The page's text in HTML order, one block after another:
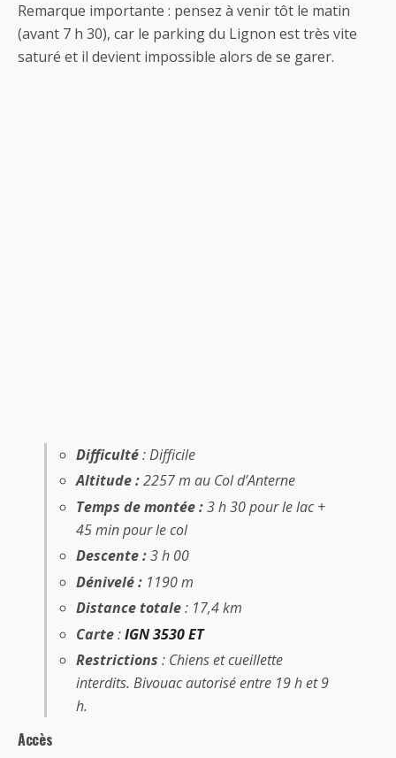
Remarque importante : pensez à venir tôt le matin
(avant 7 h 30), car le parking du Lignon est très vite
saturé et il devient impossible alors de se garer.
Difficulté: Difficile
Altitude :2257 m au Col d’Anterne
Temps de montée :3 h 30 pour le lac +
45 min pour le col
Descente :3 h 00
Dénivelé : 1190 m
Distance totale: 17,4 km
Carte:IGN 3530 ET
Restrictions : Chiens et cueillette
interdits. Bivouac autorisé entre 19 h et 9
h.
Accès